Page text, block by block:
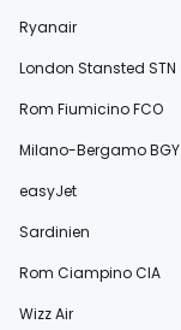
Ryanair
London Stansted STN
Rom Fiumicino FCO
Milano-Bergamo BGY
easyJet
Sardinien
Rom Ciampino CIA
Wizz Air